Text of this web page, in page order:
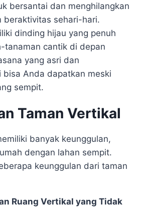
bersantai dan menghilangkan
beraktivitas sehari-hari.
dinding hijau yang penuh
tanaman cantik di depan
yang asri dan
bisa Anda dapatkan meski
sempit.
Taman Vertikal
banyak keunggulan,
dengan lahan sempit.
keunggulan dari taman
Ruang Vertikal yang Tidak